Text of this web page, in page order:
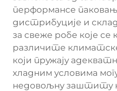
перформансе
дистрибуције и
за свеже робе које се
различите
који пружају
хладним условима
недовољну заштиту